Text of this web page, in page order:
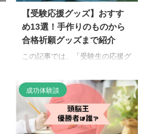
子高等学校へ入学すると思いま
す！ 厳しい中学受験を乗り越
え、偏差値76の東京都内で4位／
205位という超難関校に合格。こ
のことから内部進学するのが流れ
いるから、両立できるのはココが
いちばん。高校卒業は2022年3月
になる見込み。大学はもち ...
【受験応援グッズ】おすす
め13選！手作りのものから
合格祈願グッズまで紹介
この記事では、「受験生の応援グ
なんとかして受験に成功してほし
いっと思うと、 っということが
気になりますよね。 そこで受験
ママである私が、子供の偏差値
70にさせた応援グッズをお伝え
成功体験談